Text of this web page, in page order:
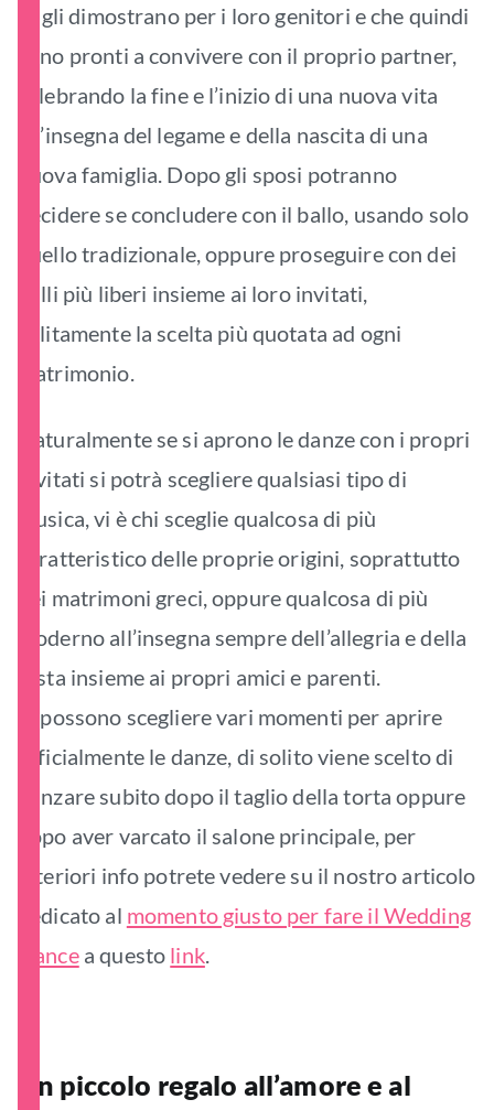
i figli dimostrano per i loro genitori e che quindi
sono pronti a convivere con il proprio partner,
celebrando la fine e l’inizio di una nuova vita
all’insegna del legame e della nascita di una
nuova famiglia. Dopo gli sposi potranno
decidere se concludere con il ballo, usando solo
quello tradizionale, oppure proseguire con dei
balli più liberi insieme ai loro invitati,
solitamente la scelta più quotata ad ogni
matrimonio.
Naturalmente se si aprono le danze con i propri
invitati si potrà scegliere qualsiasi tipo di
musica, vi è chi sceglie qualcosa di più
caratteristico delle proprie origini, soprattutto
nei matrimoni greci, oppure qualcosa di più
moderno all’insegna sempre dell’allegria e della
festa insieme ai propri amici e parenti.
Si possono scegliere vari momenti per aprire
ufficialmente le danze, di solito viene scelto di
danzare subito dopo il taglio della torta oppure
dopo aver varcato il salone principale, per
ulteriori info potrete vedere su il nostro articolo
dedicato al momento giusto per fare il Wedding
Dancea questo link.
Un piccolo regalo all’amore e al